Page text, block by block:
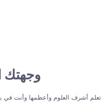
وجهتك
تعلم أشرف العلوم وأعظمها وأنت في